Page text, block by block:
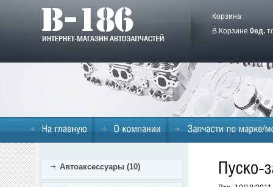
Корзина
В Корзине 0ед.
Автоаксессуары (10)